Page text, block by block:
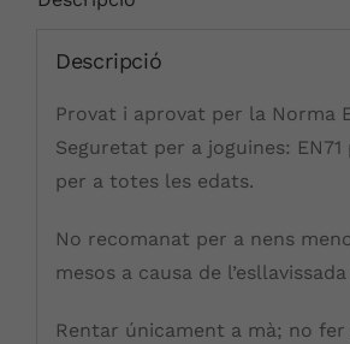
Descripció
Provat i aprovat per la Norma
Seguretat per a joguines: EN71
per a totes les edats.
No recomanat per a nens
mesos a causa de
Rentar únicament a mà; no fer